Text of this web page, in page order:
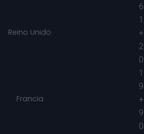
Reino Unido
Francia